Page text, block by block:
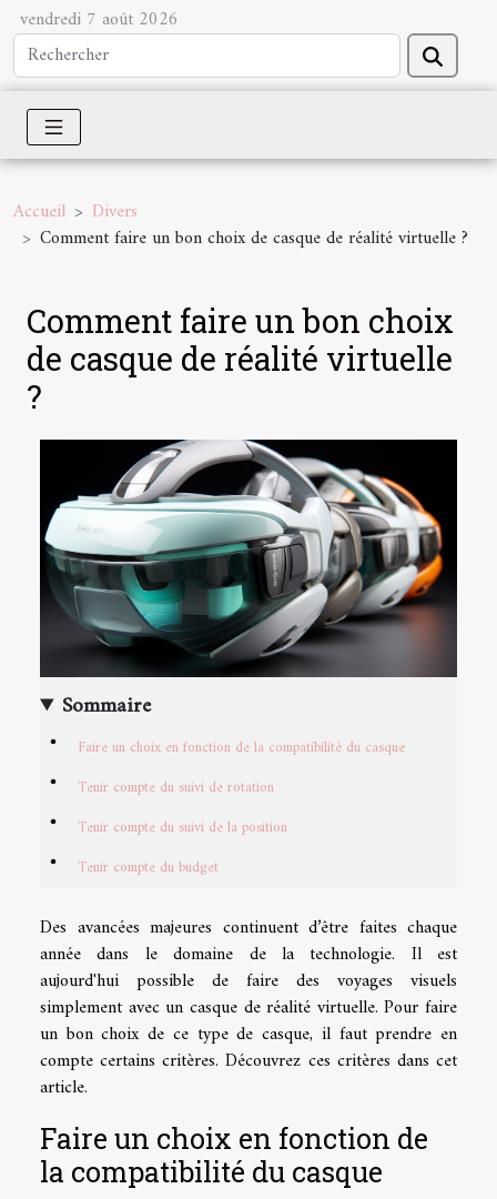
vendredi 7 août 2026
Accueil
Divers
Comment faire un bon choix de casque de réalité virtuelle ?
Comment faire un bon choix
de casque de réalité virtuelle
?
Sommaire
Faire un choix en fonction de la compatibilité du casque
Tenir compte du suivi de rotation
Tenir compte du suivi de la position
Tenir compte du budget
Des avancées majeures continuent d’être faites chaque
année dans le domaine de la technologie. Il est
aujourd'hui possible de faire des voyages visuels
simplement avec un casque de réalité virtuelle. Pour faire
un bon choix de ce type de casque, il faut prendre en
compte certains critères. Découvrez ces critères dans cet
article.
Faire un choix en fonction de
la compatibilité du casque